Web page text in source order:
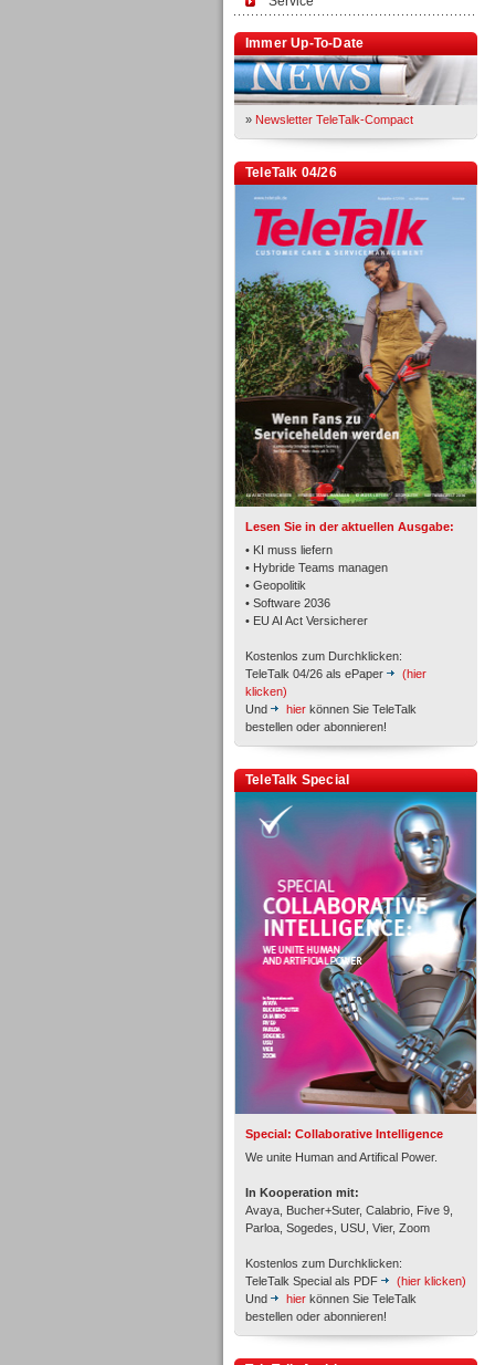
Immer Up-To-Date
» Newsletter TeleTalk-Compact
TeleTalk 04/26
Lesen Sie in der aktuellen Ausgabe:
• KI muss liefern
• Hybride Teams managen
• Geopolitik
• Software 2036
• EU AI Act Versicherer
Kostenlos zum Durchklicken:
TeleTalk 04/26 als ePaper
(hier
klicken)
Und
hier können Sie TeleTalk
bestellen oder abonnieren!
TeleTalk Special
Special: Collaborative Intelligence
We unite Human and Artifical Power.
In Kooperation mit:
Avaya, Bucher+Suter, Calabrio, Five 9,
Parloa, Sogedes, USU, Vier, Zoom
Kostenlos zum Durchklicken:
TeleTalk Special als PDF
(hier klicken)
Und
hier können Sie TeleTalk
bestellen oder abonnieren!
TK- und ACD-Systeme
Workforce-Management
Personal
Personal
Inbound